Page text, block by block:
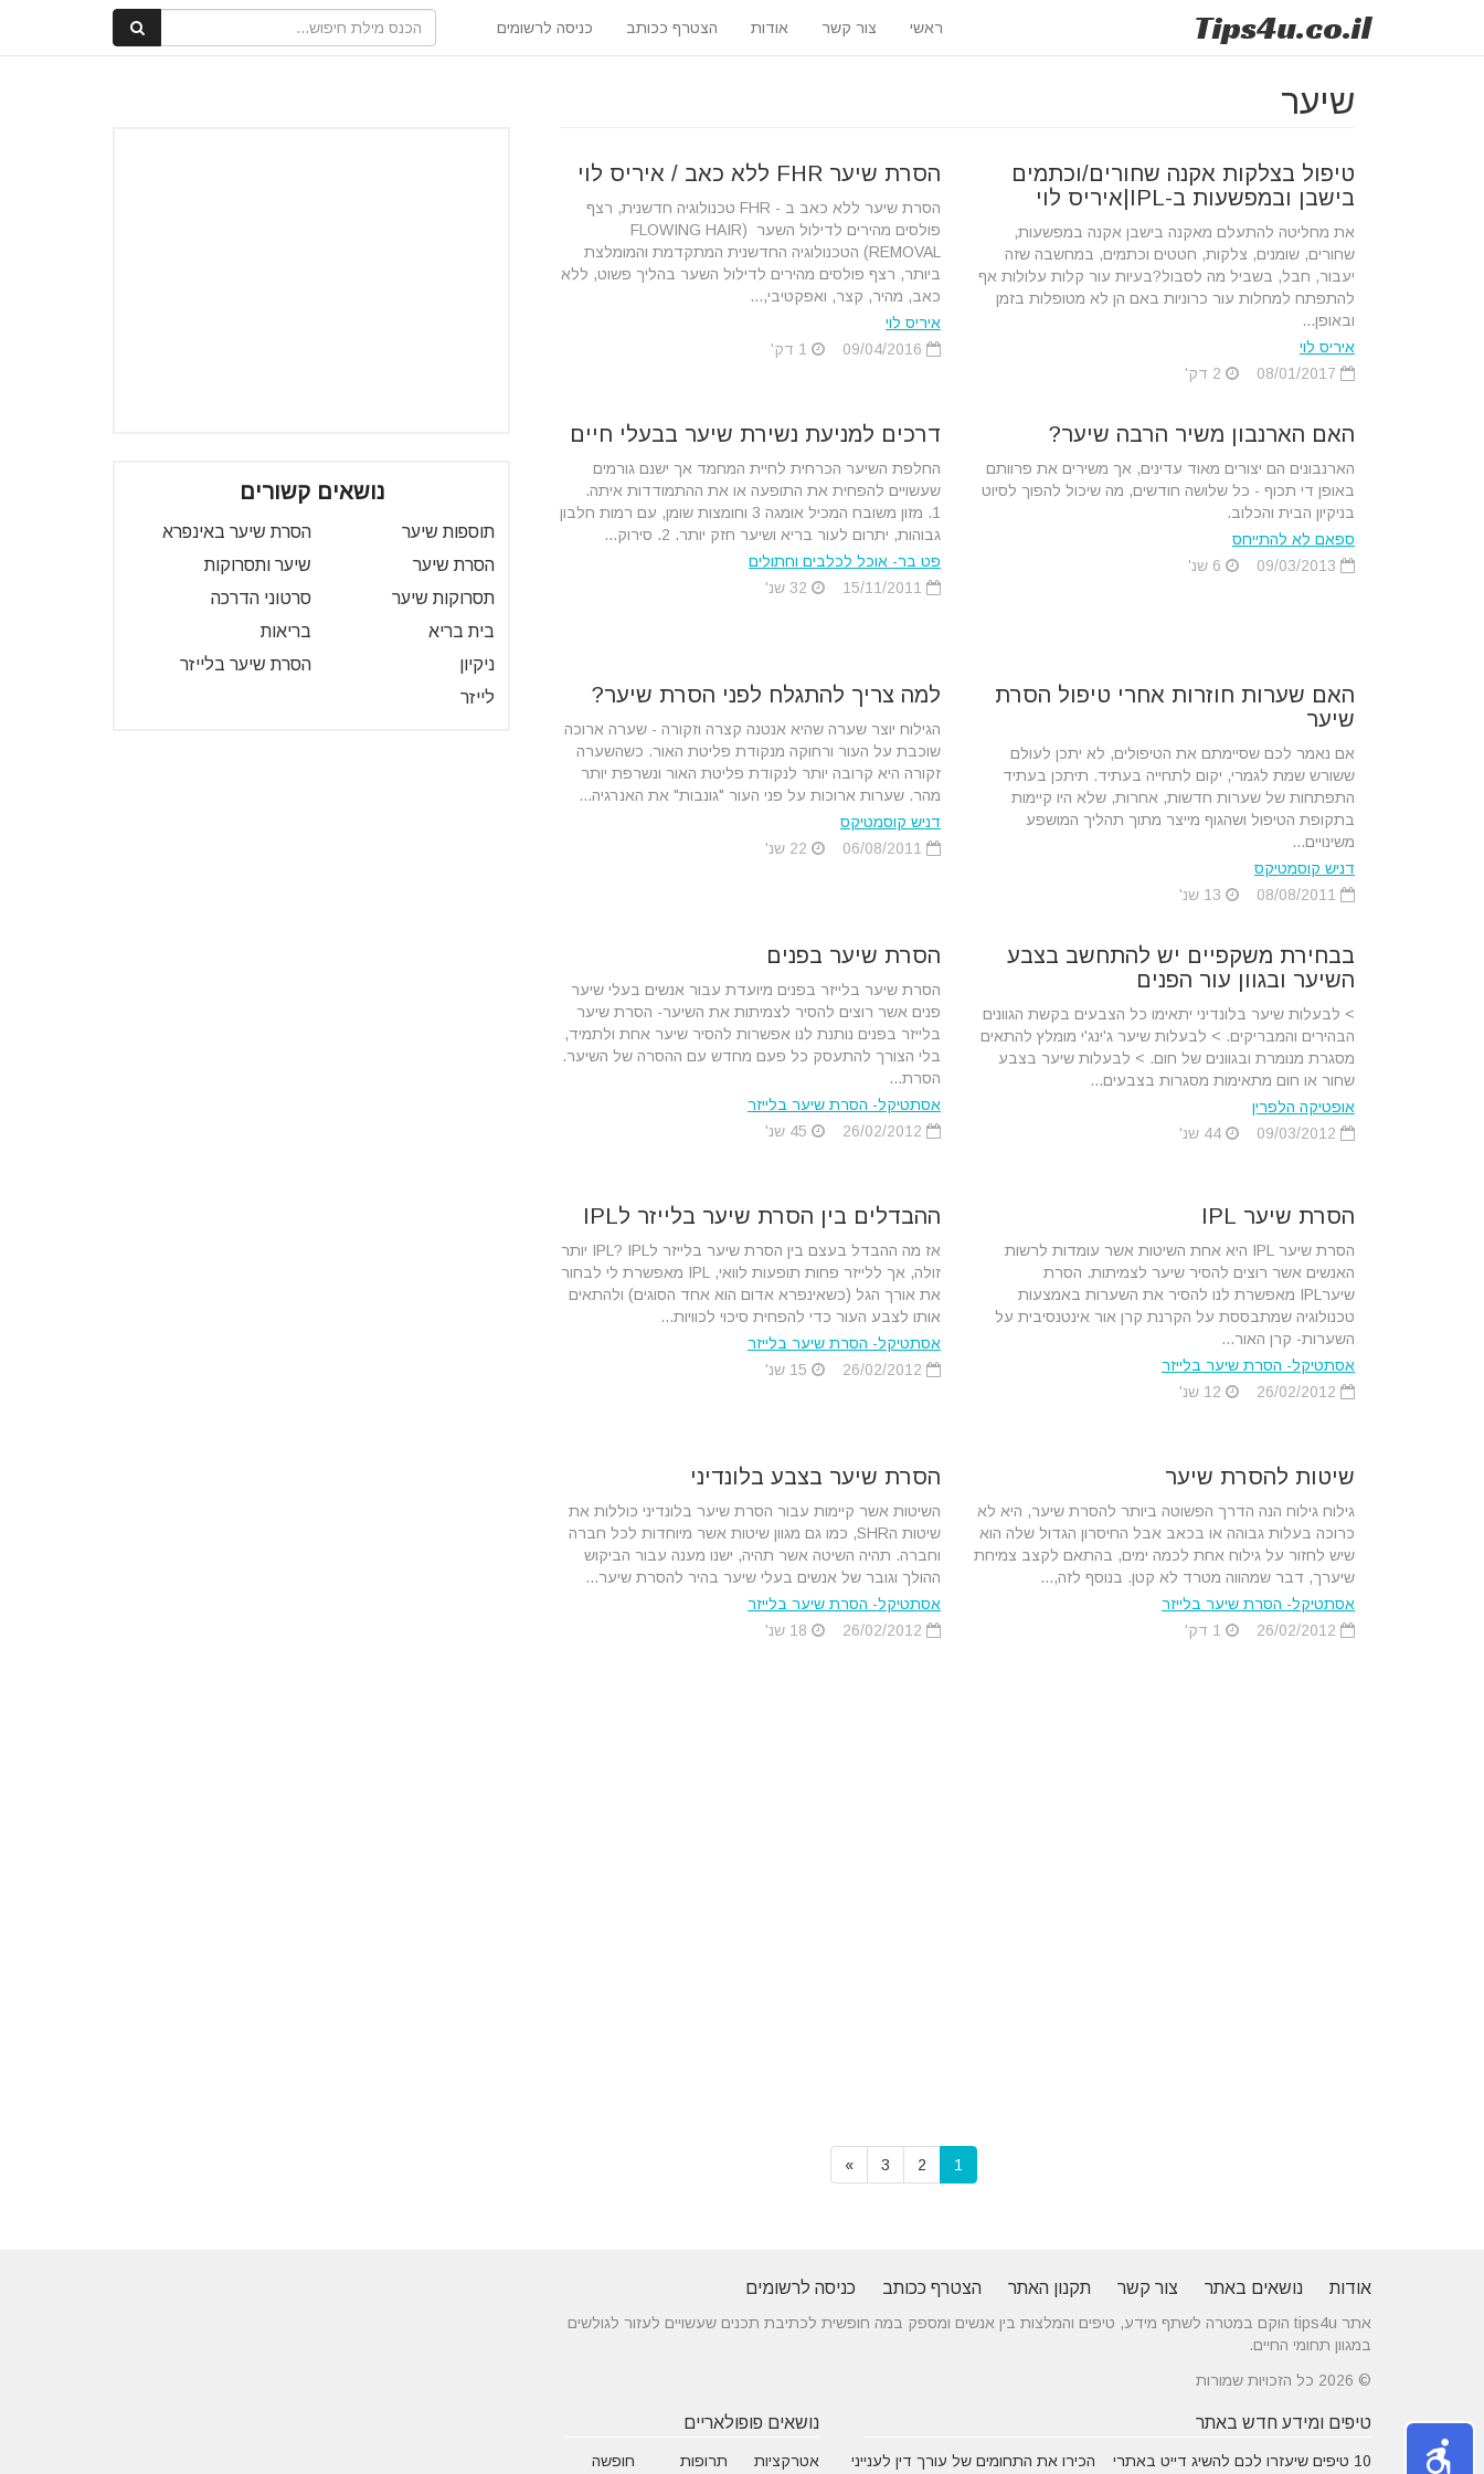
Tips4u.co.il ראשי צור קשר אודות הצטרף ככותב כניסה לרשומים
שיער
טיפול בצלקות אקנה שחורים/וכתמים
בישבן ובמפשעות ב-IPL|איריס לוי
את מחליטה להתעלם מאקנה בישבן אקנה במפשעות,
שחורים, שומנים, צלקות, חטטים וכתמים, במחשבה שזה
יעבור, חבל, בשביל מה לסבול?בעיות עור קלות עלולות אף
להתפתח למחלות עור כרוניות באם הן לא מטופלות בזמן
ובאופן...
איריס לוי
הסרת שיער FHR ללא כאב / איריס לוי
הסרת שיער ללא כאב ב - FHR טכנולוגיה חדשנית, רצף
פולסים מהירים לדילול השער (FLOWING HAIR
REMOVAL) הטכנולוגיה החדשנית המתקדמת והמומלצת
ביותר, רצף פולסים מהירים לדילול השער בהליך פשוט, ללא
כאב, מהיר, קצר, ואפקטיבי,...
איריס לוי
האם הארנבון משיר הרבה שיער?
הארנבונים הם יצורים מאוד עדינים, אך משירים את פרוותם
באופן די תכוף - כל שלושה חודשים, מה שיכול להפוך לסיוט
בניקיון הבית והכלוב.
ספאם לא להתייחס
דרכים למניעת נשירת שיער בבעלי חיים
החלפת השיער הכרחית לחיית המחמד אך ישנם גורמים
שעשויים להפחית את התופעה או את ההתמודדות איתה.
1. מזון משובח המכיל אומגה 3 וחומצות שומן, עם רמות חלבון
גבוהות, יתרום לעור בריא ושיער חזק יותר. 2. סירוק...
פט בר- אוכל לכלבים וחתולים
האם שערות חוזרות אחרי טיפול הסרת
שיער
אם נאמר לכם שסיימתם את הטיפולים, לא יתכן לעולם
ששורש שמת לגמרי, יקום לתחייה בעתיד. תיתכן בעתיד
התפתחות של שערות חדשות, אחרות, שלא היו קיימות
בתקופת הטיפול ושהגוף מייצר מתוך תהליך המושפע
משינויים...
דניש קוסמטיקס
למה צריך להתגלח לפני הסרת שיער?
הגילוח יוצר שערה שהיא אנטנה קצרה וזקורה - שערה ארוכה
שוכבת על העור ורחוקה מנקודת פליטת האור. כשהשערה
זקורה היא קרובה יותר לנקודת פליטת האור ונשרפת יותר
מהר. שערות ארוכות על פני העור "גונבות" את האנרגיה...
דניש קוסמטיקס
בבחירת משקפיים יש להתחשב בצבע
השיער ובגוון עור הפנים
> לבעלות שיער בלונדיני יתאימו כל הצבעים בקשת הגוונים
הבהירים והמבריקים. > לבעלות שיער ג'ינג'י מומלץ להתאים
מסגרת מנומרת ובגוונים של חום. > לבעלות שיער בצבע
שחור או חום מתאימות מסגרות בצבעים...
אופטיקה הלפרין
הסרת שיער בפנים
הסרת שיער בלייזר בפנים מיועדת עבור אנשים בעלי שיער
פנים אשר רוצים להסיר לצמיתות את השיער- הסרת שיער
בלייזר בפנים נותנת לנו אפשרות להסיר שיער אחת ולתמיד,
בלי הצורך להתעסק כל פעם מחדש עם ההסרה של השיער.
הסרת...
אסתטיקל- הסרת שיער בלייזר
הסרת שיער IPL
הסרת שיער IPL היא אחת השיטות אשר עומדות לרשות
האנשים אשר רוצים להסיר שיער לצמיתות. הסרת
שיערIPL מאפשרת לנו להסיר את השערות באמצעות
טכנולוגיה שמתבססת על הקרנת קרן אור אינטנסיבית על
השערות- קרן האור...
אסתטיקל- הסרת שיער בלייזר
ההבדלים בין הסרת שיער בלייזר לIPL
אז מה ההבדל בעצם בין הסרת שיער בלייזר לIPL? IPL יותר
זולה, אך ללייזר פחות תופעות לוואי, IPL מאפשרת לי לבחור
את אורך הגל (כשאינפרא אדום הוא אחד הסוגים) ולהתאים
אותו לצבע העור כדי להפחית סיכוי לכוויות...
אסתטיקל- הסרת שיער בלייזר
שיטות להסרת שיער
גילוח גילוח הנה הדרך הפשוטה ביותר להסרת שיער, היא לא
כרוכה בעלות גבוהה או בכאב אבל החיסרון הגדול שלה הוא
שיש לחזור על גילוח אחת לכמה ימים, בהתאם לקצב צמיחת
שיערך, דבר שמהווה מטרד לא קטן. בנוסף לזה,...
אסתטיקל- הסרת שיער בלייזר
הסרת שיער בצבע בלונדיני
השיטות אשר קיימות עבור הסרת שיער בלונדיני כוללות את
שיטות הSHR, כמו גם מגוון שיטות אשר מיוחדות לכל חברה
וחברה. תהיה השיטה אשר תהיה, ישנו מענה עבור הביקוש
ההולך וגובר של אנשים בעלי שיער בהיר להסרת שיער...
אסתטיקל- הסרת שיער בלייזר
נושאים קשורים
תוספות שיער
הסרת שיער באינפרא
הסרת שיער
שיער ותסרוקות
תסרוקות שיער
סרטוני הדרכה
בית בריא
בריאות
ניקיון
הסרת שיער בלייזר
לייזר
1
2
3
»
אודות נושאים באתר צור קשר תקנון האתר הצטרף ככותב כניסה לרשומים
אתר tips4u הוקם במטרה לשתף מידע, טיפים והמלצות בין אנשים ומספק במה חופשית לכתיבת תכנים שעשויים לעזור לגולשים
במגוון תחומי החיים.
© 2026 כל הזכויות שמורות
טיפים ומידע חדש באתר
10 טיפים שיעזרו לכם להשיג דייט באתרי
הכירו את התחומים של עורך דין לענייני
נושאים פופולאריים
אטרקציות
תרופות
חופשה